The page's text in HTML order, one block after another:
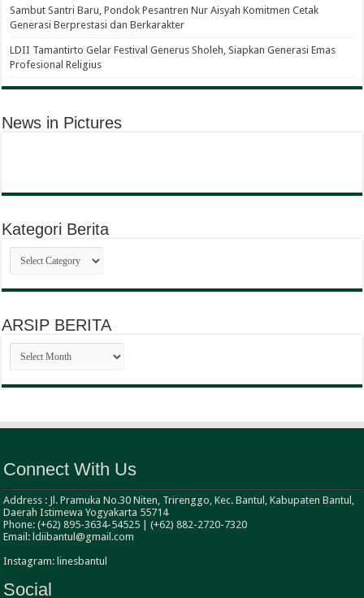
Sambut Santri Baru, Pondok Pesantren Nur Aisyah Komitmen Cetak
Generasi Berprestasi dan Berkarakter
LDII Tamantirto Gelar Festival Generus Sholeh, Siapkan Generasi Emas
Profesional Religius
News in Pictures
Kategori Berita
Kategori
Berita
ARSIP BERITA
ARSIP
BERITA
Connect With Us
Address : Jl. Pramuka No.30 Niten, Trirenggo, Kec. Bantul, Kabupaten Bantul,
Daerah Istimewa Yogyakarta 55714
Phone: (+62) 895-3634-54525 | (+62) 882-2720-7320
Email: ldiibantul@gmail.com
Instagram: linesbantul
Social